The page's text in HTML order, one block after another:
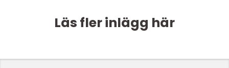
Läs fler inlägg här